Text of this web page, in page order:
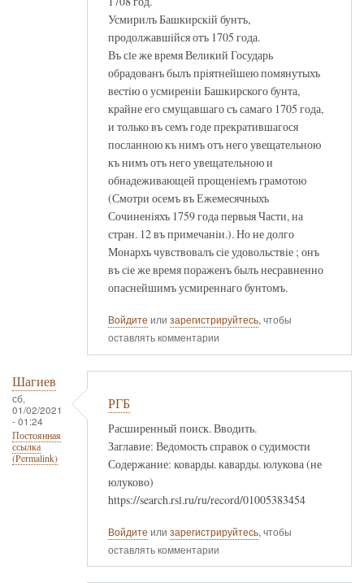
Усмирилъ Башкирскiй бунтъ,
продолжавшiйся отъ 1705 года.
Въ сlе же время Великий Государь
обрадованъ былъ прiятнейшею помянутыхъ
вестiю о усмиренiи Башкирского бунта,
крайне его смущавшаго съ самаго 1705 года,
и только въ семъ годе прекратившагося
посланною къ нимъ отъ него увещательною
къ нимъ отъ него увещательною и
обнадеживающей прощенiемъ грамотою
(Смотри осемъ въ Ежемесячныхъ
Сочиненiяхъ 1759 года первыя Части, на
стран. 12 въ примечанiи.). Но не долго
Монархъ чувствовалъ сiе удовольствiе ; онъ
въ сiе же время пораженъ былъ несравненно
опаснейшимъ усмиреннаго бунтомъ.
Войдите или зарегистрируйтесь, чтобы
оставлять комментарии
Шагиев
сб,
01/02/2021
- 01:24
Постоянная
ссылка
(Permalink)
РГБ
Расширенный поиск. Вводить.
Заглавие: Ведомость справок о судимости
Содержание: коварды. каварды. юлукова (не
юлуково)
https://search.rsl.ru/ru/record/01005383454
Войдите или зарегистрируйтесь, чтобы
оставлять комментарии